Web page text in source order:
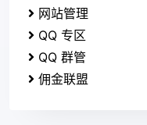
网站管理
QQ 专区
QQ 群管
佣金联盟